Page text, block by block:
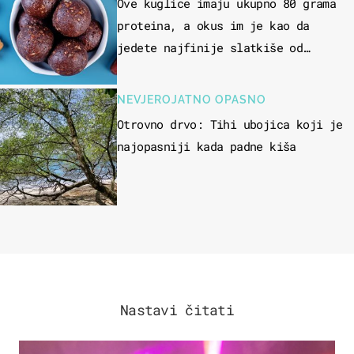
Ove kuglice imaju ukupno 80 grama
proteina, a okus im je kao da
jedete najfinije slatkiše od
NEVJEROJATNO OPASNO
Otrovno drvo: Tihi ubojica koji je
najopasniji kada padne kiša
Nastavi čitati